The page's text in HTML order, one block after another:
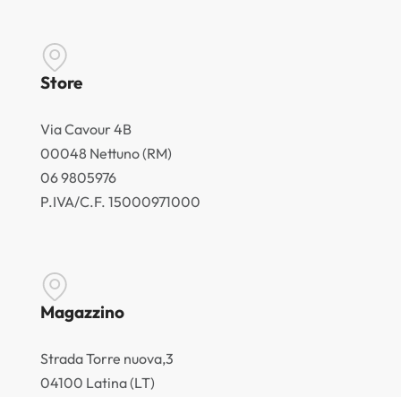
Store
Via Cavour 4B
00048 Nettuno (RM)
06 9805976
P.IVA/C.F. 15000971000
Magazzino
Strada Torre nuova,3
04100 Latina (LT)